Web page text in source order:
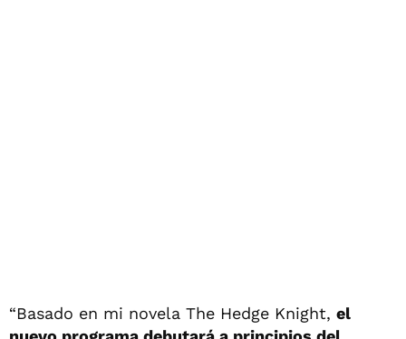
“Basado en mi novela The Hedge Knight, el